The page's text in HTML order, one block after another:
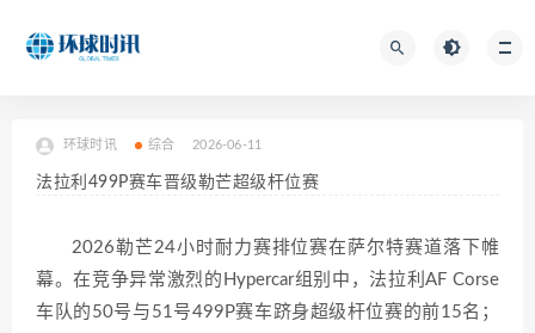
环球时讯 综合 2026-06-11
法拉利499P赛车晋级勒芒超级杆位赛
2026勒芒24小时耐力赛排位赛在萨尔特赛道落下帷
幕。在竞争异常激烈的Hypercar组别中，法拉利AF Corse
车队的50号与51号499P赛车跻身超级杆位赛的前15名；